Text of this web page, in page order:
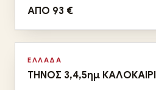
ΑΠΟ 93 €
Αυγ · Σεπ
Αναχωρήσεις:
19/08 & 20/09 ΑΚΤΟΠΛΟΙΚΩΣ
ΕΛΛΑΔΑ
ΤΗΝΟΣ 3,4,5ημ ΚΑΛΟΚΑΙΡΙ